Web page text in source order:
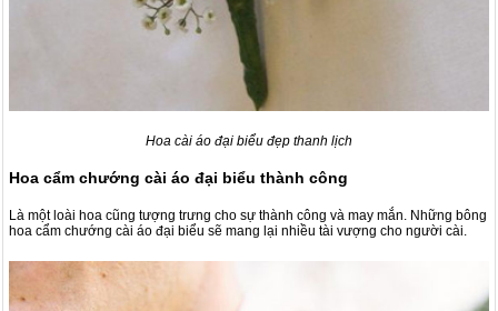
Hoa cài áo đại biểu đẹp thanh lịch
Hoa cẩm chướng cài áo đại biểu thành công
Là một loài hoa cũng tượng trưng cho sự thành công và may mắn. Những bông
hoa cẩm chướng cài áo đại biểu sẽ mang lại nhiều tài vượng cho người cài.